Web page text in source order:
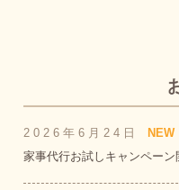
2026年6月24日
NEW
家事代行お試しキャンペーン